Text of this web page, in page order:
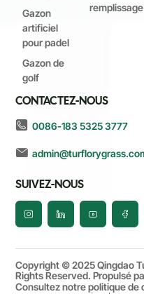
Gazon
artificiel
pour padel
Gazon de
golf
remplissage
CONTACTEZ-NOUS
0086-183 5325 3777
SUIVEZ-NOUS
Copyright © 2025 Qingdao
Rights Reserved.Propulsé
Consultez notre politique de